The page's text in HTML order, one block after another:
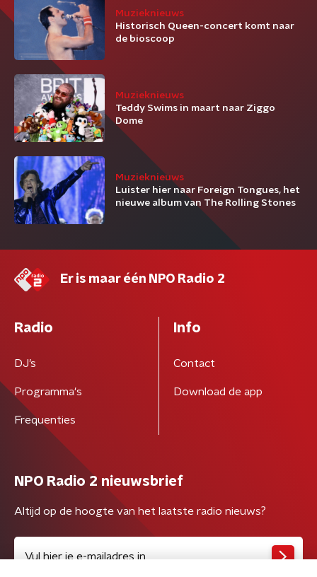
Muzieknieuws
Historisch Queen-concert komt naar
de bioscoop
Muzieknieuws
Teddy Swims in maart naar Ziggo
Dome
Muzieknieuws
Luister hier naar Foreign Tongues, het
nieuwe album van The Rolling Stones
Er is maar één NPO Radio 2
Radio
DJ’s
Programma's
Frequenties
Info
Contact
Download de app
NPO Radio 2 nieuwsbrief
Altijd op de hoogte van het laatste radio nieuws?